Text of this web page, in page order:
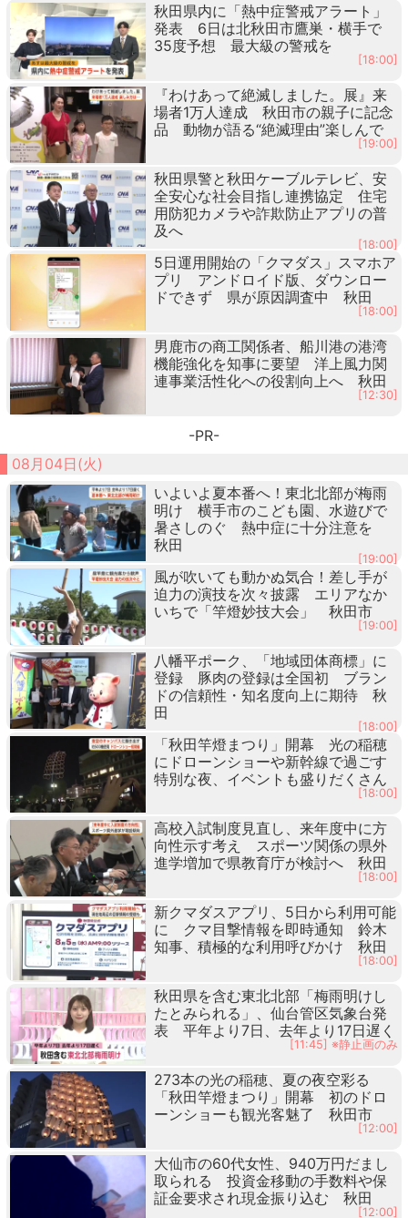
秋田県内に「熱中症警戒アラート」
発表 6日は北秋田市鷹巣・横手で
35度予想 最大級の警戒を
[18:00]
『わけあって絶滅しました。展』来
場者1万人達成 秋田市の親子に記念
品 動物が語る“絶滅理由”楽しんで
[19:00]
秋田県警と秋田ケーブルテレビ、安
全安心な社会目指し連携協定 住宅
用防犯カメラや詐欺防止アプリの普
及へ
[18:00]
5日運用開始の「クマダス」スマホア
プリ アンドロイド版、ダウンロー
ドできず 県が原因調査中 秋田
[18:00]
男鹿市の商工関係者、船川港の港湾
機能強化を知事に要望 洋上風力関
連事業活性化への役割向上へ 秋田
[12:30]
-PR-
08月04日(火)
いよいよ夏本番へ！東北北部が梅雨
明け 横手市のこども園、水遊びで
暑さしのぐ 熱中症に十分注意を
秋田
[19:00]
風が吹いても動かぬ気合！差し手が
迫力の演技を次々披露 エリアなか
いちで「竿燈妙技大会」 秋田市
[19:00]
八幡平ポーク、「地域団体商標」に
登録 豚肉の登録は全国初 ブラン
ドの信頼性・知名度向上に期待 秋
田
[18:00]
「秋田竿燈まつり」開幕 光の稲穂
にドローンショーや新幹線で過ごす
特別な夜、イベントも盛りだくさん
[18:00]
高校入試制度見直し、来年度中に方
向性示す考え スポーツ関係の県外
進学増加で県教育庁が検討へ 秋田
[18:00]
新クマダスアプリ、5日から利用可能
に クマ目撃情報を即時通知 鈴木
知事、積極的な利用呼びかけ 秋田
[18:00]
秋田県を含む東北北部「梅雨明けし
たとみられる」、仙台管区気象台発
表 平年より7日、去年より17日遅く
[11:45] ※静止画のみ
273本の光の稲穂、夏の夜空彩る
「秋田竿燈まつり」開幕 初のドロ
ーンショーも観光客魅了 秋田市
[12:00]
大仙市の60代女性、940万円だまし
取られる 投資金移動の手数料や保
証金要求され現金振り込む 秋田
[12:00]